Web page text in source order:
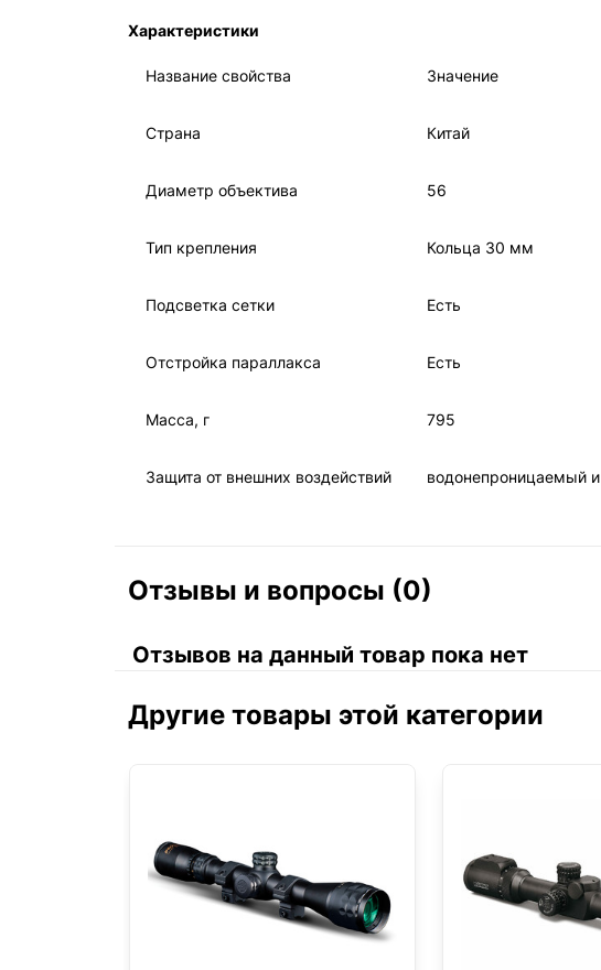
Характеристики
Название свойства Значение
Страна Китай
Диаметр объектива 56
Тип крепления Кольца 30 мм
Подсветка сетки Есть
Отстройка параллакса Есть
Масса, г 795
Защита от внешних воздействий водонепроницаемый и
Отзывы и вопросы (0)
Отзывов на данный товар пока нет
Другие товары этой категории